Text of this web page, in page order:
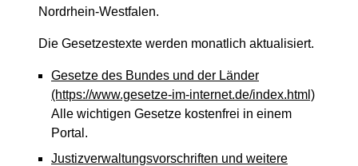
Nordrhein-Westfalen.
Die Gesetzestexte werden monatlich aktualisiert.
Gesetze des Bundes und der Länder
(https://www.gesetze-im-internet.de/index.html)
Alle wichtigen Gesetze kostenfrei in einem
Portal.
Justizverwaltungsvorschriften und weitere